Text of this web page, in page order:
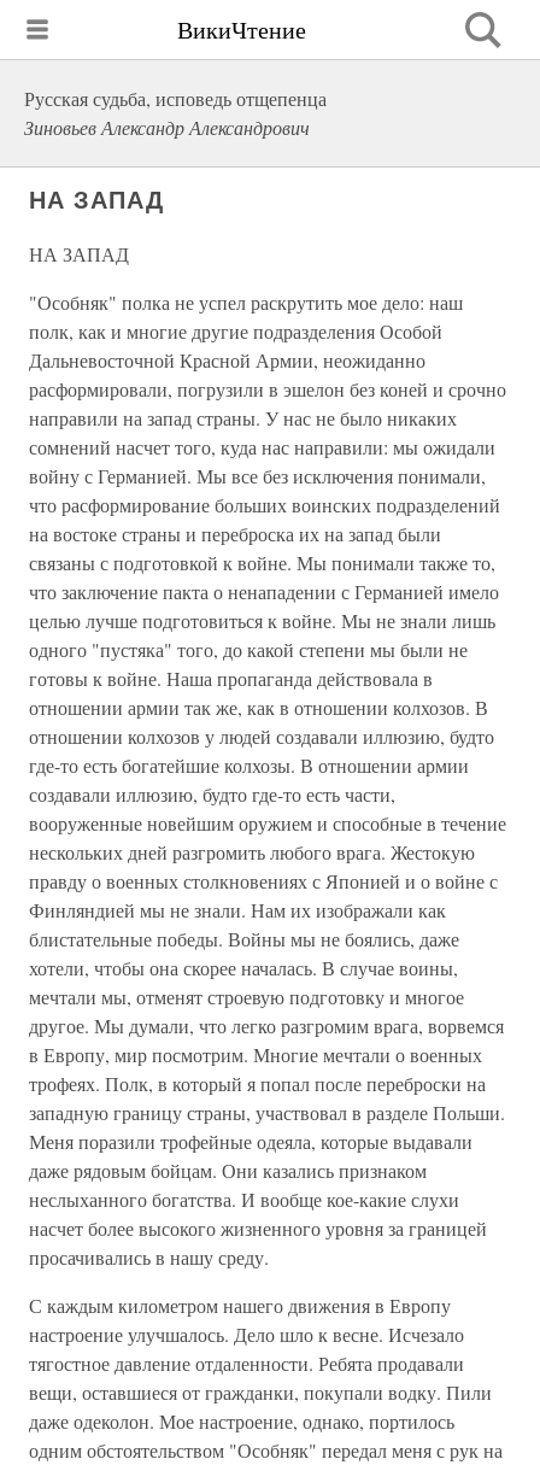
ВикиЧтение
Русская судьба, исповедь отщепенца
Зиновьев Александр Александрович
НА ЗАПАД
НА ЗАПАД
"Особняк" полка не успел раскрутить мое дело: наш
полк, как и многие другие подразделения Особой
Дальневосточной Красной Армии, неожиданно
расформировали, погрузили в эшелон без коней и срочно
направили на запад страны. У нас не было никаких
сомнений насчет того, куда нас направили: мы ожидали
войну с Германией. Мы все без исключения понимали,
что расформирование больших воинских подразделений
на востоке страны и переброска их на запад были
связаны с подготовкой к войне. Мы понимали также то,
что заключение пакта о ненападении с Германией имело
целью лучше подготовиться к войне. Мы не знали лишь
одного "пустяка" того, до какой степени мы были не
готовы к войне. Наша пропаганда действовала в
отношении армии так же, как в отношении колхозов. В
отношении колхозов у людей создавали иллюзию, будто
где-то есть богатейшие колхозы. В отношении армии
создавали иллюзию, будто где-то есть части,
вооруженные новейшим оружием и способные в течение
нескольких дней разгромить любого врага. Жестокую
правду о военных столкновениях с Японией и о войне с
Финляндией мы не знали. Нам их изображали как
блистательные победы. Войны мы не боялись, даже
хотели, чтобы она скорее началась. В случае воины,
мечтали мы, отменят строевую подготовку и многое
другое. Мы думали, что легко разгромим врага, ворвемся
в Европу, мир посмотрим. Многие мечтали о военных
трофеях. Полк, в который я попал после переброски на
западную границу страны, участвовал в разделе Польши.
Меня поразили трофейные одеяла, которые выдавали
даже рядовым бойцам. Они казались признаком
неслыханного богатства. И вообще кое-какие слухи
насчет более высокого жизненного уровня за границей
просачивались в нашу среду.
С каждым километром нашего движения в Европу
настроение улучшалось. Дело шло к весне. Исчезало
тягостное давление отдаленности. Ребята продавали
вещи, оставшиеся от гражданки, покупали водку. Пили
даже одеколон. Мое настроение, однако, портилось
одним обстоятельством "Особняк" передал меня с рук на